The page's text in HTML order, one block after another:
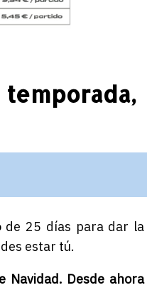
temporada,
de 25 días para dar la
estar tú.
Navidad. Desde ahora